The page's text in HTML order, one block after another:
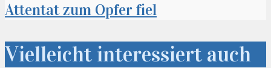
Attentat zum Opfer fiel
Vielleicht interessiert auch